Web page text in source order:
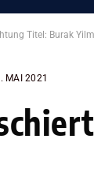
Titel: Burak
MAI 2021